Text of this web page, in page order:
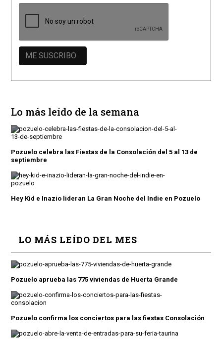
Lo más leído de la semana
Pozuelo celebra las Fiestas de la Consolación del 5 al 13 de
septiembre
Hey Kid e Inazio lideran La Gran Noche del Indie en Pozuelo
LO MÁS LEÍDO DEL MES
Pozuelo aprueba las 775 viviendas de Huerta Grande
Pozuelo confirma los conciertos para las fiestas Consolación